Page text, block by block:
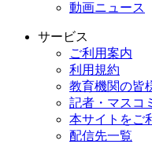
動画ニュース
サービス
ご利用案内
利用規約
教育機関の皆
記者・マスコ
本サイトをご
配信先一覧